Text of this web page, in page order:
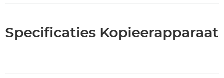
Specificaties Kopieerapparaat